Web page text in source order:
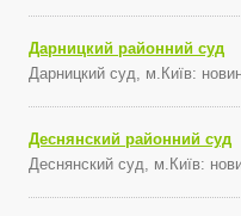
Дарницкий районний суд
Дарницкий суд, м.Київ:
Деснянский районний суд
Деснянский суд, м.Київ: